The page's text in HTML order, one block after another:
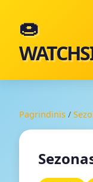
🍩
Pagrindinis /